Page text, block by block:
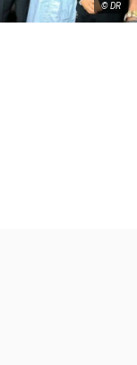
© DR